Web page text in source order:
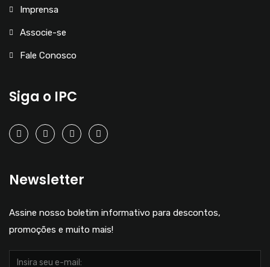
Imprensa
Associe-se
Fale Conosco
Siga o IPC
Newsletter
Assine nosso boletim informativo para descontos,
promoções e muito mais!